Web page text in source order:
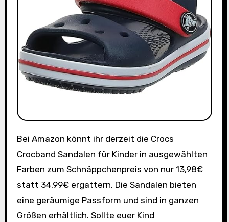
Bei Amazon könnt ihr derzeit die Crocs
Crocband Sandalen für Kinder in ausgewählten
Farben zum Schnäppchenpreis von nur 13,98€
statt 34,99€ ergattern. Die Sandalen bieten
eine geräumige Passform und sind in ganzen
Größen erhältlich. Sollte euer Kind